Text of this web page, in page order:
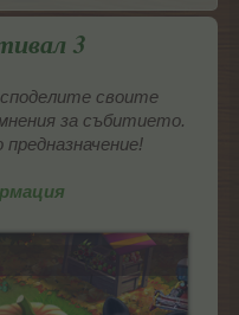
3
своите
за събитието.